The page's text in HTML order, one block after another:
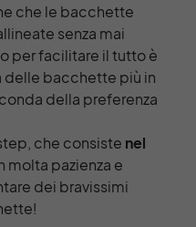
che le bacchette
senza mai
per facilitare il tutto è
delle bacchette più in
della preferenza
che consiste nel
molta pazienza e
dei bravissimi